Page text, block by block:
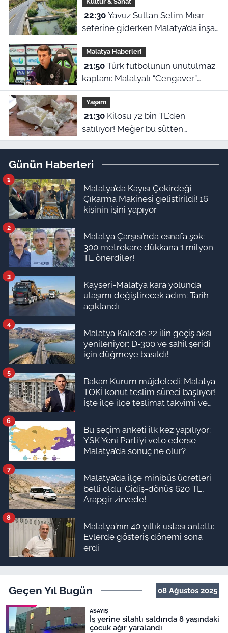
22:30Yavuz Sultan Selim Mısır
seferine giderken Malatya’da inşa
edildi: Peki, buranın ismi neden
“Nadir?”
Malatya Haberleri
21:50Türk futbolunun unutulmaz
kaptanı: Malatyalı “Cengaver”
Bülent Korkmaz’ın ilham veren
hikayesi
Yaşam
21:30Kilosu 72 bin TL'den
satılıyor! Meğer bu sütten
yapılıyormuş
Günün Haberleri
Malatya’da Kayısı Çekirdeği
Çıkarma Makinesi geliştirildi! 16
kişinin işini yapıyor
1
Malatya Çarşısı’nda esnafa şok:
300 metrekare dükkana 1 milyon
TL önerdiler!
2
Kayseri-Malatya kara yolunda
ulaşımı değiştirecek adım: Tarih
açıklandı
3
Malatya Kale’de 22 ilin geçiş aksı
yenileniyor: D-300 ve sahil şeridi
için düğmeye basıldı!
4
Bakan Kurum müjdeledi: Malatya
TOKİ konut teslim süreci başlıyor!
İşte ilçe ilçe teslimat takvimi ve
5
Bu seçim anketi ilk kez yapılıyor:
YSK Yeni Parti’yi veto ederse
Malatya’da sonuç ne olur?
6
Malatya’da ilçe minibüs ücretleri
belli oldu: Gidiş-dönüş 620 TL,
Arapgir zirvede!
7
Malatya'nın 40 yıllık ustası anlattı:
Evlerde gösteriş dönemi sona
erdi
8
Geçen Yıl Bugün 08 Ağustos 2025
ASAYIŞ
İş yerine silahlı saldırıda 8 yaşındaki
çocuk ağır yaralandı